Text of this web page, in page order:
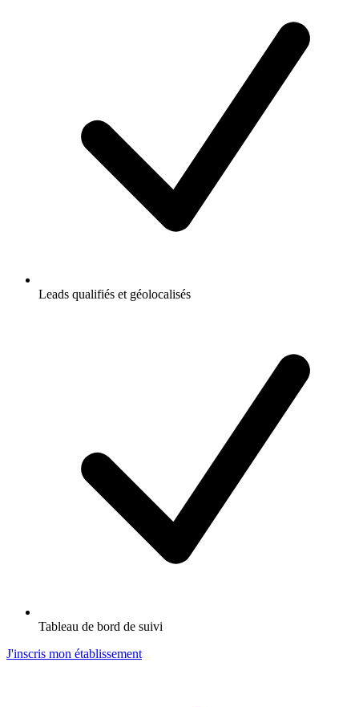
Leads qualifiés et géolocalisés
Tableau de bord de suivi
J'inscris mon établissement